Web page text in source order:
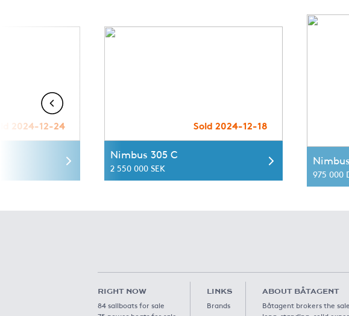
2024-12-24 Sold 2024-12-18
Nimbus 305 C
2 550 000 SEK 975 000
RIGHT NOW
84 sailboats for sale
LINKS
Brands
ABOUT BÅTAGENT
Båtagent brokers the